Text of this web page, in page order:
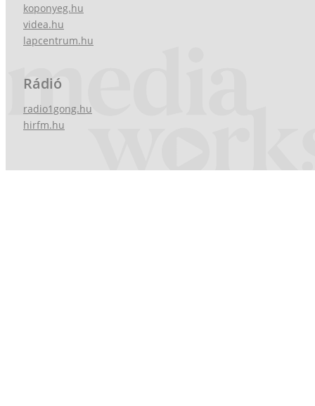
koponyeg.hu
videa.hu
lapcentrum.hu
Rádió
radio1gong.hu
hirfm.hu